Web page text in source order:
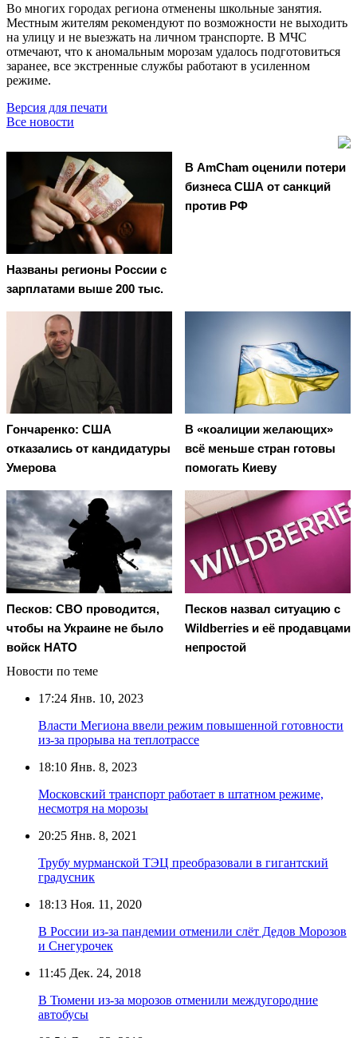
Во многих городах региона отменены школьные занятия.
Местным жителям рекомендуют по возможности не выходить
на улицу и не выезжать на личном транспорте. В МЧС
отмечают, что к аномальным морозам удалось подготовиться
заранее, все экстренные службы работают в усиленном
режиме.
Версия для печати
Все новости
Названы регионы России с
зарплатами выше 200 тыс.
В AmCham оценили потери
бизнеса США от санкций
против РФ
Гончаренко: США
отказались от кандидатуры
Умерова
В «коалиции желающих»
всё меньше стран готовы
помогать Киеву
Песков: СВО проводится,
чтобы на Украине не было
войск НАТО
Песков назвал ситуацию с
Wildberries и её продавцами
непростой
Новости по теме
17:24 Янв. 10, 2023
Власти Мегиона ввели режим повышенной готовности
из-за прорыва на теплотрассе
18:10 Янв. 8, 2023
Московский транспорт работает в штатном режиме,
несмотря на морозы
20:25 Янв. 8, 2021
Трубу мурманской ТЭЦ преобразовали в гигантский
градусник
18:13 Ноя. 11, 2020
В России из-за пандемии отменили слёт Дедов Морозов
и Снегурочек
11:45 Дек. 24, 2018
В Тюмени из-за морозов отменили междугородние
автобусы